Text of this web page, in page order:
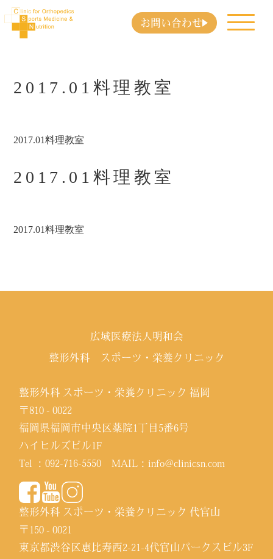
お問い合わせ
2017.01料理教室
2017.01料理教室
2017.01料理教室
2017.01料理教室
広域医療法人明和会
整形外科 スポーツ・栄養クリニック
整形外科 スポーツ・栄養クリニック 福岡
〒810 - 0022
福岡県福岡市中央区薬院1丁目5番6号
ハイヒルズビル1F
Tel ：092-716-5550 MAIL：info@clinicsn.com
整形外科 スポーツ・栄養クリニック 代官山
〒150 - 0021
東京都渋谷区恵比寿西2-21-4代官山パークスビル3F